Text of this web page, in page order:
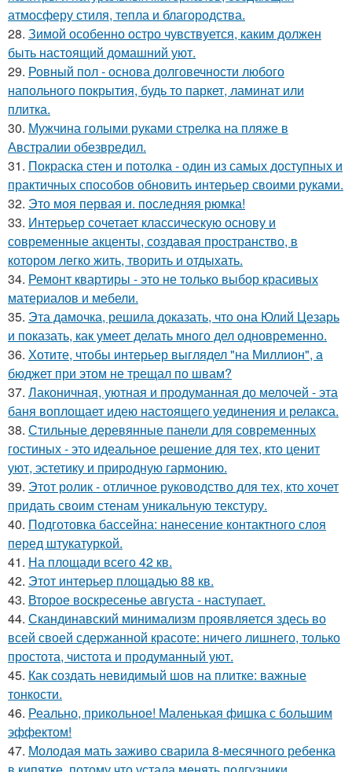
атмосферу стиля, тепла и благородства.
28. Зимой особенно остро чувствуется, каким должен
быть настоящий домашний уют.
29. Ровный пол - основа долговечности любого
напольного покрытия, будь то паркет, ламинат или
плитка.
30. Мужчина голыми руками стрелка на пляже в
Австралии обезвредил.
31. Покраска стен и потолка - один из самых доступных и
практичных способов обновить интерьер своими руками.
32. Это моя первая и. последняя рюмка!
33. Интерьер сочетает классическую основу и
современные акценты, создавая пространство, в
котором легко жить, творить и отдыхать.
34. Ремонт квартиры - это не только выбор красивых
материалов и мебели.
35. Эта дамочка, решила доказать, что она Юлий Цезарь
и показать, как умеет делать много дел одновременно.
36. Хотите, чтобы интерьер выглядел "на Миллион", а
бюджет при этом не трещал по швам?
37. Лаконичная, уютная и продуманная до мелочей - эта
баня воплощает идею настоящего уединения и релакса.
38. Стильные деревянные панели для современных
гостиных - это идеальное решение для тех, кто ценит
уют, эстетику и природную гармонию.
39. Этот ролик - отличное руководство для тех, кто хочет
придать своим стенам уникальную текстуру.
40. Подготовка бассейна: нанесение контактного слоя
перед штукатуркой.
41. На площади всего 42 кв.
42. Этот интерьер площадью 88 кв.
43. Второе воскресенье августа - наступает.
44. Скандинавский минимализм проявляется здесь во
всей своей сдержанной красоте: ничего лишнего, только
простота, чистота и продуманный уют.
45. Как создать невидимый шов на плитке: важные
тонкости.
46. Реально, прикольное! Маленькая фишка с большим
эффектом!
47. Молодая мать заживо сварила 8-месячного ребенка